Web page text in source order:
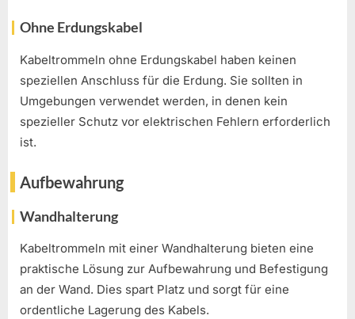
Ohne Erdungskabel
Kabeltrommeln ohne Erdungskabel haben keinen
speziellen Anschluss für die Erdung. Sie sollten in
Umgebungen verwendet werden, in denen kein
spezieller Schutz vor elektrischen Fehlern erforderlich
ist.
Aufbewahrung
Wandhalterung
Kabeltrommeln mit einer Wandhalterung bieten eine
praktische Lösung zur Aufbewahrung und Befestigung
an der Wand. Dies spart Platz und sorgt für eine
ordentliche Lagerung des Kabels.